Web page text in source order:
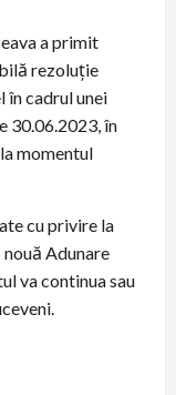
a primit
rezoluție
în cadrul unei
30.06.2023, în
momentul
cu privire la
Adunare
va continua sau